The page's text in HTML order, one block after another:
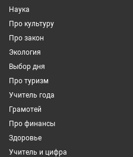
Наука
Про культуру
Про закон
Экология
Выбор дня
Про туризм
Учитель года
Грамотей
Про финансы
Здоровье
Учитель и цифра